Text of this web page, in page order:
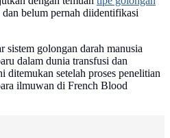
belum pernah diidentifikasi
sistem golongan darah manusia
dalam dunia transfusi dan
ditemukan setelah proses penelitian
ilmuwan di French Blood